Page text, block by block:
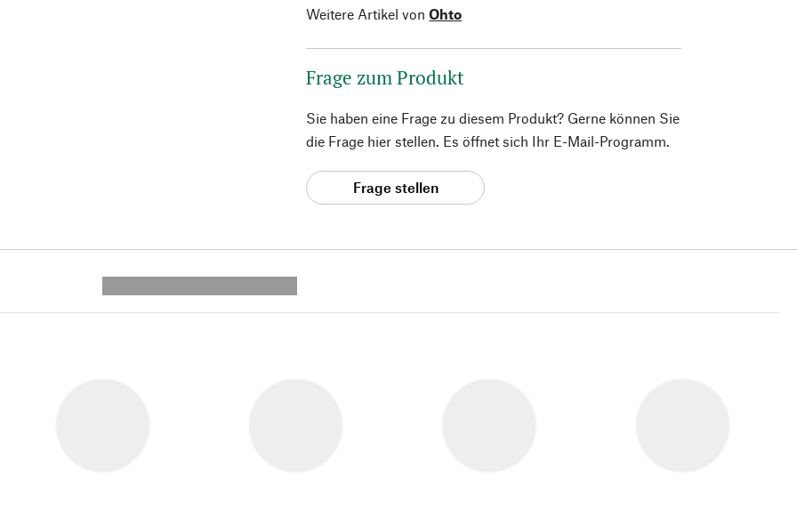
Weitere Artikel von Ohto
Frage zum Produkt
Sie haben eine Frage zu diesem Produkt? Gerne können Sie
die Frage hier stellen. Es öffnet sich Ihr E-Mail-Programm.
Frage stellen